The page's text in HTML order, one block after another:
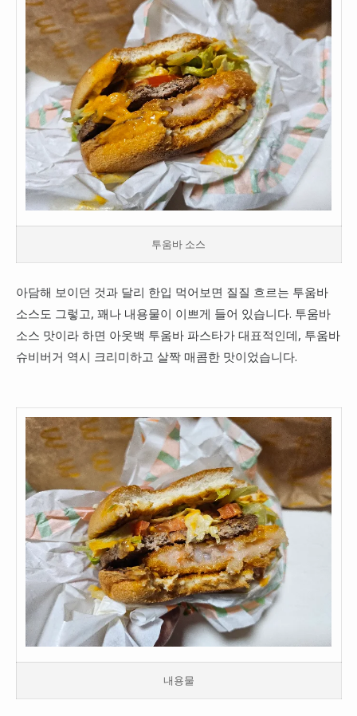
투움바 소스
아담해 보이던 것과 달리 한입 먹어보면 질질 흐르는 투움바
소스도 그렇고, 꽤나 내용물이 이쁘게 들어 있습니다. 투움바
소스 맛이라 하면 아웃백 투움바 파스타가 대표적인데, 투움바
슈비버거 역시 크리미하고 살짝 매콤한 맛이었습니다.
내용물